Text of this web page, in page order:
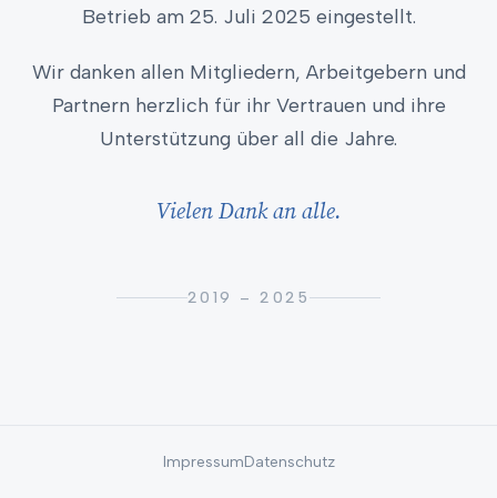
Betrieb am 25. Juli 2025 eingestellt.
Wir danken allen Mitgliedern, Arbeitgebern und
Partnern herzlich für ihr Vertrauen und ihre
Unterstützung über all die Jahre.
Vielen Dank an alle.
2019 – 2025
ImpressumDatenschutz